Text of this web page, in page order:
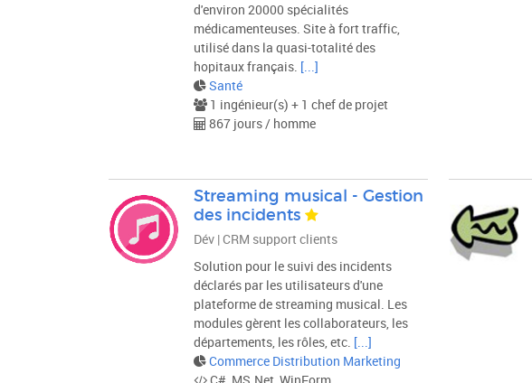
d'environ 20000 spécialités
médicamenteuses. Site à fort traffic,
utilisé dans la quasi-totalité des
hopitaux français. [...]
Santé
1 ingénieur(s) + 1 chef de projet
867 jours / homme
Streaming musical - Gestion
des incidents
Dév | CRM support clients
Solution pour le suivi des incidents
déclarés par les utilisateurs d'une
plateforme de streaming musical. Les
modules gèrent les collaborateurs, les
départements, les rôles, etc. [...]
Commerce Distribution Marketing